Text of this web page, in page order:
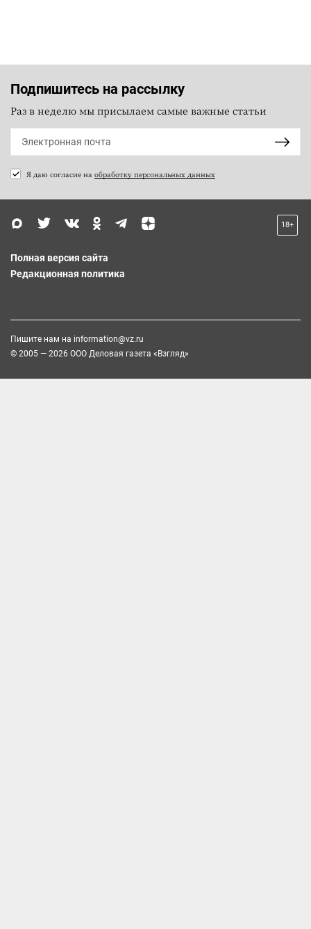
Подпишитесь на рассылку
Раз в неделю мы присылаем самые важные статьи
Я даю согласие на обработку персональных данных
18+
Полная версия сайта
Редакционная политика
Пишите нам на information@vz.ru
© 2005 — 2026 ООО Деловая газета «Взгляд»